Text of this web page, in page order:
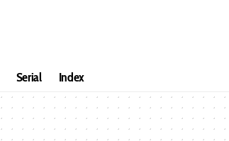
Serial Index